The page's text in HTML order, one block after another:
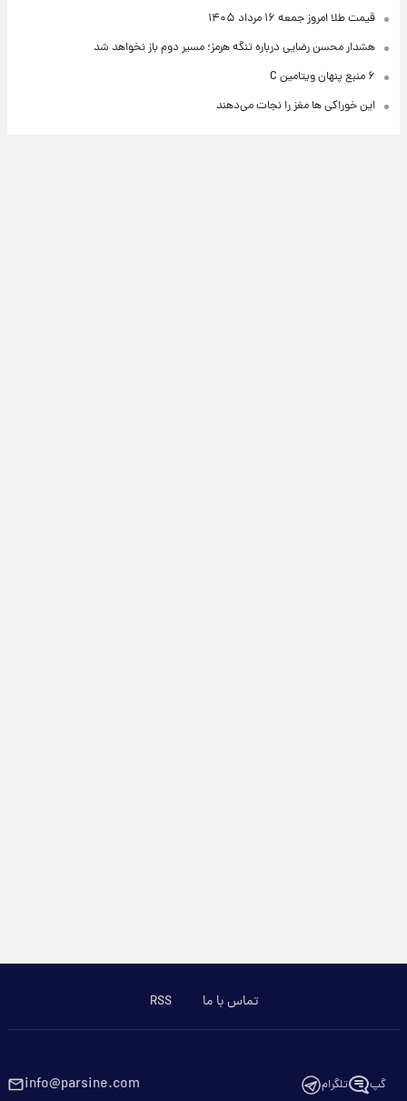
قیمت طلا امروز جمعه ۱۶ مرداد ۱۴۰۵
هشدار محسن رضایی درباره تنگه هرمز؛ مسیر دوم باز نخواهد شد
۶ منبع پنهان ویتامین C
این خوراکی ها مغز را نجات می‌دهند
تماس با ما RSS
گپ تلگرام info@parsine.com